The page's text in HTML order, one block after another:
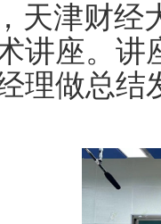
天津财经
讲座。讲
理做总结